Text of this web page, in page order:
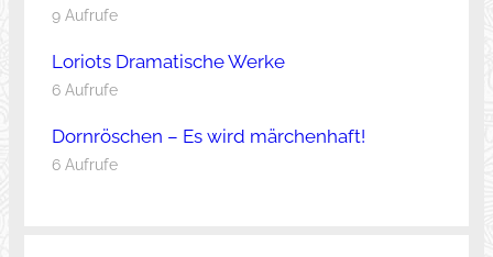
9 Aufrufe
Loriots Dramatische Werke
6 Aufrufe
Dornröschen – Es wird märchenhaft!
6 Aufrufe